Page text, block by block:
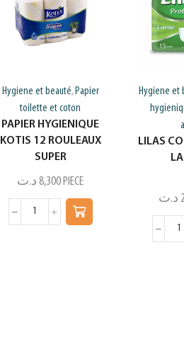
Hygiene et beauté, Papier
toilette et coton
PAPIER HYGIENIQUE
KOTIS 12 ROULEAUX
SUPER
8,300 د.ت PIECE
Hygiene et
LILAS
د.ت